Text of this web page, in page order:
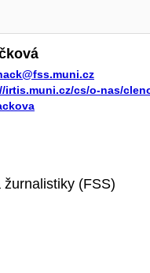
irtis.muni.cz/cs/o-nas/
žurnalistiky (FSS)